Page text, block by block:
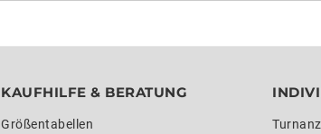
KAUFHILFE & BERATUNG
Größentabellen